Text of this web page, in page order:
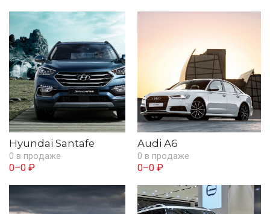
Hyundai Santafe
0 в продаже
0–0 ₽
Audi A6
0 в продаже
0–0 ₽